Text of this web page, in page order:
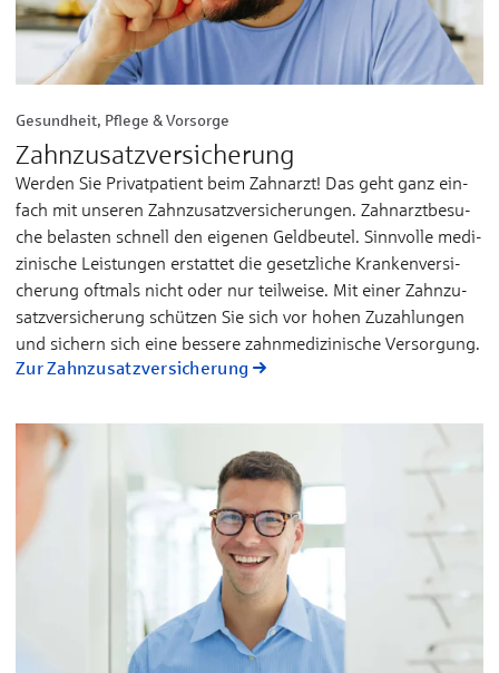
Gesundheit, Pflege & Vorsorge
Zahn­zu­satz­ver­sicherung
Wer­den Sie Pri­vat­­pa­­tient beim Zahn­­arzt! Das geht ganz ein­­
fach mit un­­se­­ren Zahnzu­­satz­­ver­­si­che­­run­­gen. Zahn­­arzt­­be­­su­­
che be­­las­­ten schnell den ei­­ge­nen Geld­­beu­­tel. Sinn­­vol­­le me­­di­­
zi­­ni­­sche Leis­­tun­­gen er­­stat­tet die ge­­setz­­li­­che Kran­­ken­­ver­­si­­
che­­rung oft­­mals nicht oder nur teil­­wei­­se. Mit ei­­ner Zahn­­zu­­
satz­­ver­­si­­che­­rung schüt­­zen Sie sich vor ho­­hen Zu­­zah­­lun­­gen
und si­­chern sich ei­­ne bes­­se­­re zahn­­me­­di­­zi­­ni­­sche Ver­­sor­­gung.
Zur Zahn­zu­satz­ver­sicherung